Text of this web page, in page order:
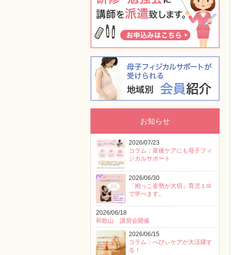
お知らせ
2026/07/23
コラム：産後ケアにも母子フィ
ジカルサポート
2026/06/30
「抱っこ姿勢が大切」育児１st
で学べます。
2026/06/18
和歌山 講習会開催
2026/06/15
コラム：べびぃケアが大活躍す
る！